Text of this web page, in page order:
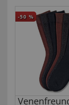
-50 %